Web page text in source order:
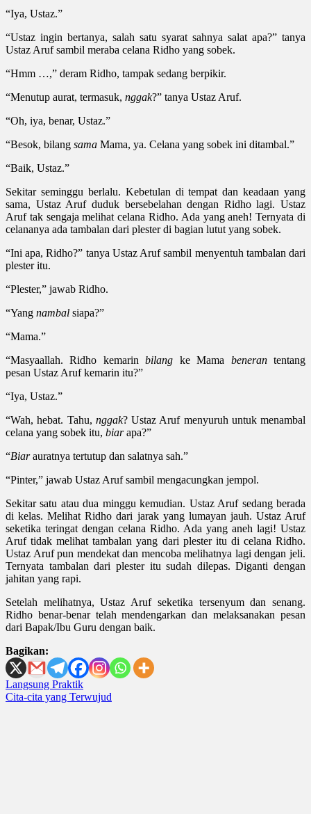
“Iya, Ustaz.”
“Ustaz ingin bertanya, salah satu syarat sahnya salat apa?” tanya
Ustaz Aruf sambil meraba celana Ridho yang sobek.
“Hmm …,” deram Ridho, tampak sedang berpikir.
“Menutup aurat, termasuk, nggak?” tanya Ustaz Aruf.
“Oh, iya, benar, Ustaz.”
“Besok, bilang sama Mama, ya. Celana yang sobek ini ditambal.”
“Baik, Ustaz.”
Sekitar seminggu berlalu. Kebetulan di tempat dan keadaan yang
sama, Ustaz Aruf duduk bersebelahan dengan Ridho lagi. Ustaz
Aruf tak sengaja melihat celana Ridho. Ada yang aneh! Ternyata di
celananya ada tambalan dari plester di bagian lutut yang sobek.
“Ini apa, Ridho?” tanya Ustaz Aruf sambil menyentuh tambalan dari
plester itu.
“Plester,” jawab Ridho.
“Yang nambal siapa?”
“Mama.”
“Masyaallah. Ridho kemarinbilang ke Mama benerantentang
pesan Ustaz Aruf kemarin itu?”
“Iya, Ustaz.”
“Wah, hebat. Tahu, nggak? Ustaz Aruf menyuruh untuk menambal
celana yang sobek itu, biarapa?”
“Biarauratnya tertutup dan salatnya sah.”
“Pinter,” jawab Ustaz Aruf sambil mengacungkan jempol.
Sekitar satu atau dua minggu kemudian. Ustaz Aruf sedang berada
di kelas. Melihat Ridho dari jarak yang lumayan jauh. Ustaz Aruf
seketika teringat dengan celana Ridho. Ada yang aneh lagi! Ustaz
Aruf tidak melihat tambalan yang dari plester itu di celana Ridho.
Ustaz Aruf pun mendekat dan mencoba melihatnya lagi dengan jeli.
Ternyata tambalan dari plester itu sudah dilepas. Diganti dengan
jahitan yang rapi.
Setelah melihatnya, Ustaz Aruf seketika tersenyum dan senang.
Ridho benar-benar telah mendengarkan dan melaksanakan pesan
dari Bapak/Ibu Guru dengan baik.
Bagikan:
Post
navigation
Langsung Praktik
Cita-cita yang Terwujud